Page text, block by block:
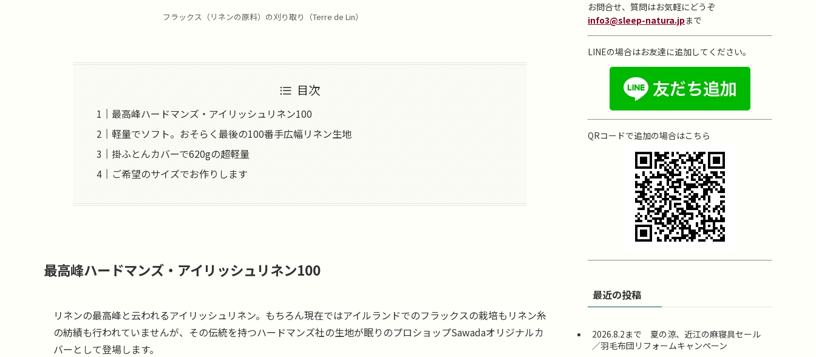
フラックス（リネンの原料）の刈り取り（Terre de Lin）
目次
最高峰ハードマンズ・アイリッシュリネン100
軽量でソフト。おそらく最後の100番手広幅リネン生地
掛ふとんカバーで620gの超軽量
ご希望のサイズでお作りします
最高峰ハードマンズ・アイリッシュリネン100
リネンの最高峰と云われるアイリッシュリネン。もちろん現在ではアイルランドでのフラックスの栽培もリネン糸
の紡績も行われていませんが、その伝統を持つハードマンズ社の生地が眠りのプロショップSawadaオリジナルカ
バーとして登場します。
お問合せ、質問はお気軽にどうぞ
info3@sleep-natura.jpまで
LINEの場合はお友達に追加してください。
QRコードで追加の場合はこちら
最近の投稿
2026.8.2まで 夏の涼、近江の麻寝具セール
／羽毛布団リフォームキャンペーン